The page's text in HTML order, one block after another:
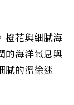
橙花與細膩海
的海洋氣息與
膩的溫徐迷